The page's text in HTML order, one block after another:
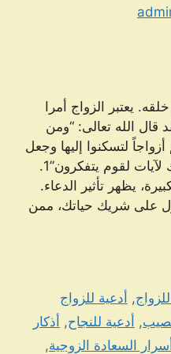
يعتبر الزواج أمرا
قال الله تعالى: “ومن
لتسكنوا إليها وجعل
بينكم مودة ورحمة إن في ذلك لآيات لقوم يتفكرون”1.
يظهر تأثير الدعاء.
على شريك حياتك، ممن
, أدعية للزواج
, أدعية للنجاح, أذكار
السعادة الزوجية,